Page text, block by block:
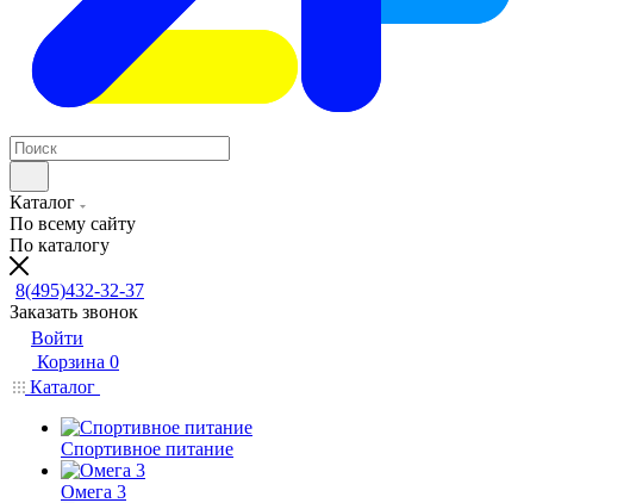
Каталог
По всему сайту
По каталогу
8(495)432-32-37
Заказать звонок
Войти
Корзина 0
Каталог
Спортивное питание
Омега 3